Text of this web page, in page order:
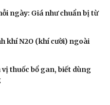
Podcast
Đọc truyện đêm khuya
Cửa sổ tình yêu
ngày: Giá như chuẩn bị từ
khí N2O (khí cười) ngoài
vị thuốc bổ gan, biết dùng